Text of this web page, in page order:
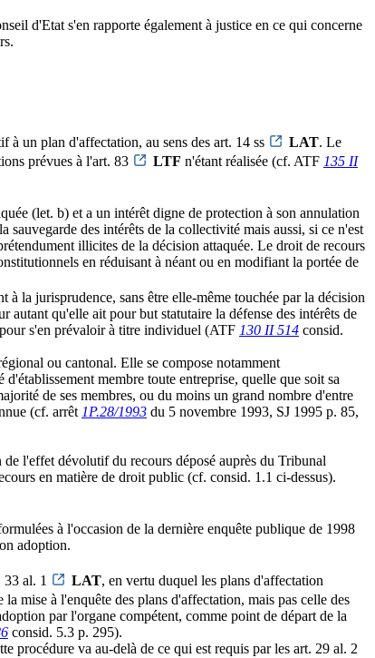
d'Etat s'en rapporte également à justice en ce qui concerne
à un plan d'affectation, au sens des art. 14 ss
LAT. Le
prévues à l'art. 83 LTF n'étant réalisée (cf. ATF 135 II
(let. b) et a un intérêt digne de protection à son annulation
des intérêts de la collectivité mais aussi, si ce n'est
illicites de la décision attaquée. Le droit de recours
en réduisant à néant ou en modifiant la portée de
à la jurisprudence, sans être elle-même touchée par la décision
qu'elle ait pour but statutaire la défense des intérêts de
s'en prévaloir à titre individuel (ATF 130 II 514 consid.
ou cantonal. Elle se compose notamment
membre toute entreprise, quelle que soit sa
de ses membres, ou du moins un grand nombre d'entre
(cf. arrêt 1P.28/1993 du 5 novembre 1993, SJ 1995 p. 85,
l'effet dévolutif du recours déposé auprès du Tribunal
en matière de droit public (cf. consid. 1.1 ci-dessus).
à l'occasion de la dernière enquête publique de 1998
adoption.
al. 1 LAT, en vertu duquel les plans d'affectation
la mise à l'enquête des plans d'affectation, mais pas celle des
par l'organe compétent, comme point de départ de la
consid. 5.3 p. 295).
procédure va au-delà de ce qui est requis par les art. 29 al. 2